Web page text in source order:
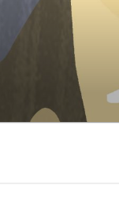
contenu
principal